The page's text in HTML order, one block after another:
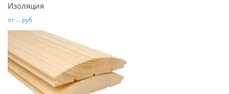
Изоляция
от ... руб